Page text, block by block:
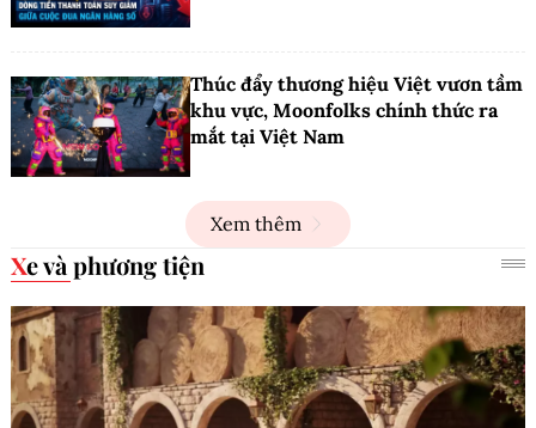
Thúc đẩy thương hiệu Việt vươn tầm
khu vực, Moonfolks chính thức ra
mắt tại Việt Nam
Xem thêm
Xe và phương tiện